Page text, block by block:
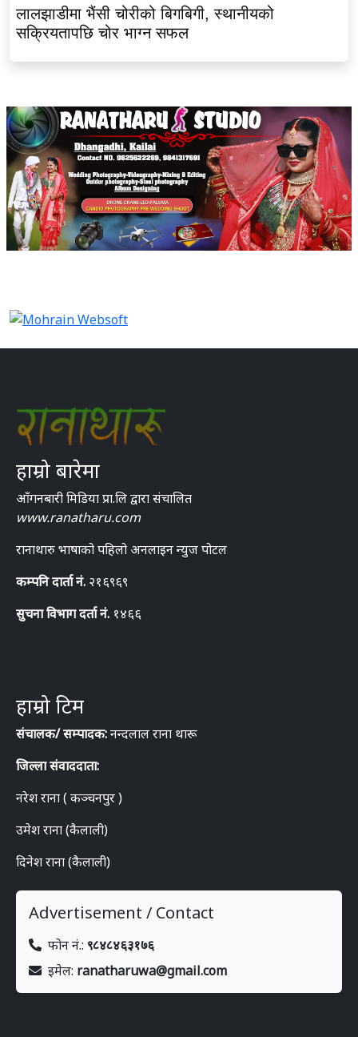
लालझाडीमा भैंसी चोरीको बिगबिगी, स्थानीयको
सक्रियतापछि चोर भाग्न सफल
हाम्रो बारेमा
आँगनबारी मिडिया प्रा.लि द्वारा संचालित
www.ranatharu.com
रानाथारु भाषाको पहिलो अनलाइन न्युज पोटल
कम्पनि दार्ता नं. २१६९६९
सुचना विभाग दर्ता नं. १४६६
हाम्रो टिम
संचालक/ सम्पादक:नन्दलाल राना थारू
जिल्ला संवाददाता:
नरेश राना ( कञ्चनपुर )
उमेश राना (कैलाली)
दिनेश राना (कैलाली)
Advertisement / Contact
फोन नं.: ९८४८४६३१७६
इमेल: ranatharuwa@gmail.com